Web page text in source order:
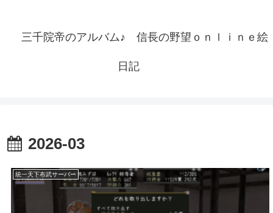
三千院帝のアルバム♪ 信長の野望ｏｎｌｉｎｅ絵
日記
2026-03
統一天下布武サーバー